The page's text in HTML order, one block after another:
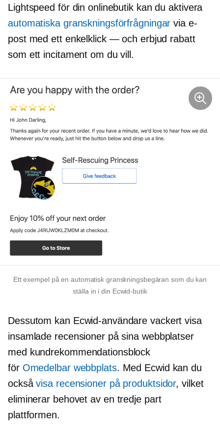
Lightspeed för din onlinebutik kan du aktivera
automatiska granskningsförfrågningar via e-
post med ett enkelklick — och erbjud rabatt
som ett incitament om du vill.
Ett exempel på en automatisk granskningsbegäran som du kan
ställa in i din Ecwid-butik
Dessutom kan Ecwid-användare vackert visa
insamlade recensioner på sina webbplatser
med kundrekommendationsblock
för Omedelbar webbplats. Med Ecwid kan du
ocksåvisa recensioner på produktsidor, vilket
eliminerar behovet av en tredje part
plattformen.